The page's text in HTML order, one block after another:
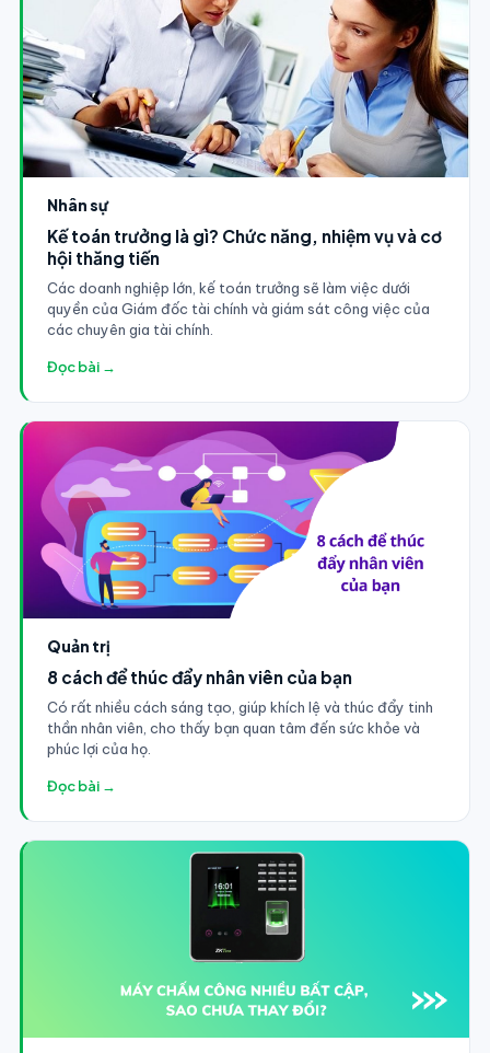
Nhân sự
Kế toán trưởng là gì? Chức năng, nhiệm vụ và cơ
hội thăng tiến
Các doanh nghiệp lớn, kế toán trưởng sẽ làm việc dưới
quyền của Giám đốc tài chính và giám sát công việc của
các chuyên gia tài chính.
Đọc bài →
Quản trị
8 cách để thúc đẩy nhân viên của bạn
Có rất nhiều cách sáng tạo, giúp khích lệ và thúc đẩy tinh
thần nhân viên, cho thấy bạn quan tâm đến sức khỏe và
phúc lợi của họ.
Đọc bài →